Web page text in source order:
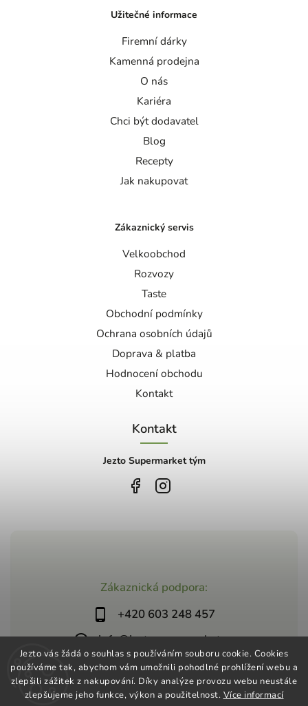
Jezto vás žádá o souhlas s používáním souboru cookie. Cookies
používáme tak, abychom vám umožnili pohodlné prohlížení webu a
zlepšili zážitek z nakupování. Díky analýze provozu webu neustále
zlepšujeme jeho funkce, výkon a použitelnost. Více informací
Zákaznická podpora:
+420 603 248 457
info@jeztosupermarket.cz
Užitečné informace
Firemní dárky
Kamenná prodejna
O nás
Kariéra
Chci být dodavatel
Blog
Recepty
Jak nakupovat
Zákaznický servis
Velkoobchod
Rozvozy
Taste
Obchodní podmínky
Ochrana osobních údajů
Doprava & platba
Hodnocení obchodu
Kontakt
Kontakt
Jezto Supermarket tým